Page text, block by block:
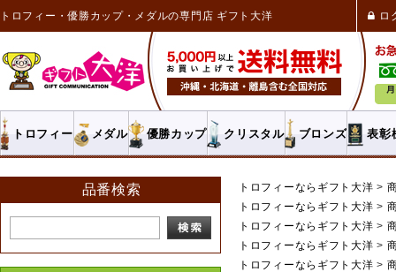
トロフィー・優勝カップ・メダルの専門店 ギフト大洋 ロ
トロフィー メダル 優勝カップ クリスタル ブロンズ 表彰
トロフィーならギフト大洋
トロフィーならギフト大洋
トロフィーならギフト大洋
トロフィーならギフト大洋
トロフィーならギフト大洋
品番検索